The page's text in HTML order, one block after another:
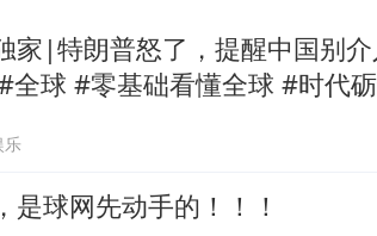
香港宏福苑火灾或由烟头
人民的健康、体质、幸福
家|特朗普怒了，提醒中国别
#时代砺剑高燃出列 #抖音
乐
是球网先动手的！！！